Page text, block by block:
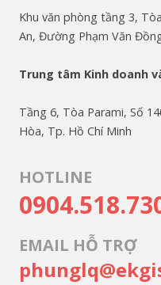
Khu văn phòng tầng 3,
An, Đường Phạm Văn
Trung tâm Kinh doanh
Tầng 6, Tòa Parami, Số
Hòa, Tp. Hồ Chí Minh
HOTLINE
EMAIL HỖ TRỢ